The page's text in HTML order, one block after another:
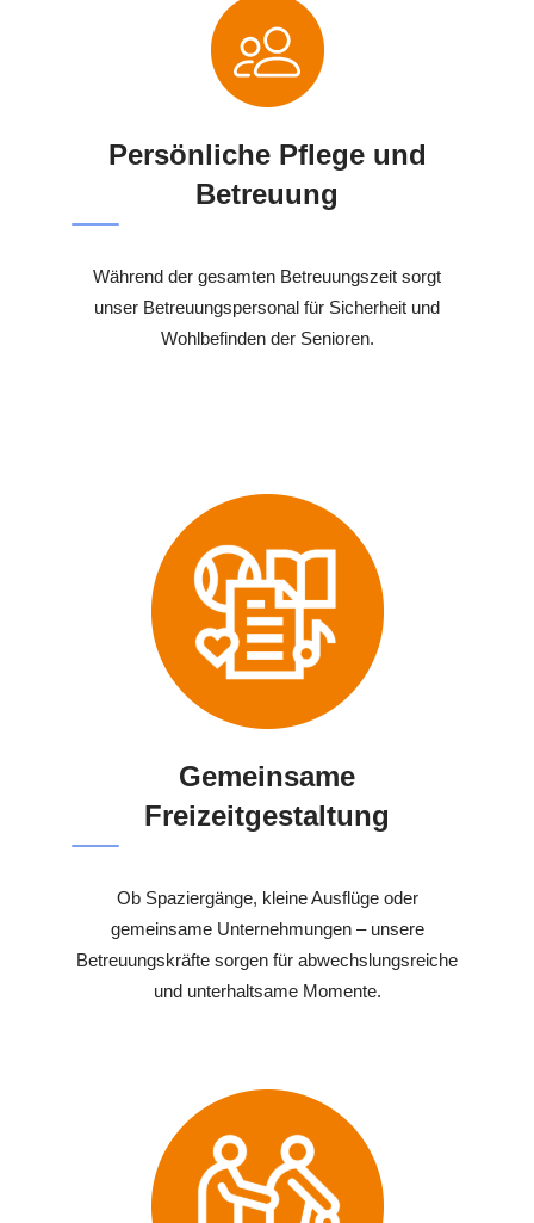
Persönliche Pflege und
Betreuung
Während der gesamten Betreuungszeit sorgt
unser Betreuungspersonal für Sicherheit und
Wohlbefinden der Senioren.
Gemeinsame
Freizeitgestaltung
Ob Spaziergänge, kleine Ausflüge oder
gemeinsame Unternehmungen – unsere
Betreuungskräfte sorgen für abwechslungsreiche
und unterhaltsame Momente.